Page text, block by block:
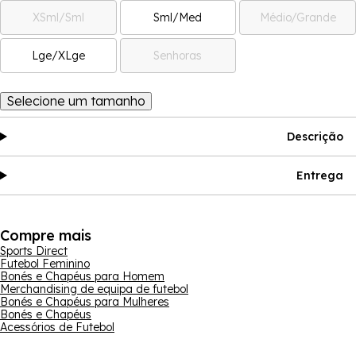
XSml/Sml Sml/Med Médio/Grande
Lge/XLge Senhoras
Selecione um tamanho
Descrição
Entrega
Compre mais
Sports Direct
Futebol Feminino
Bonés e Chapéus para Homem
Merchandising de equipa de futebol
Bonés e Chapéus para Mulheres
Bonés e Chapéus
Acessórios de Futebol